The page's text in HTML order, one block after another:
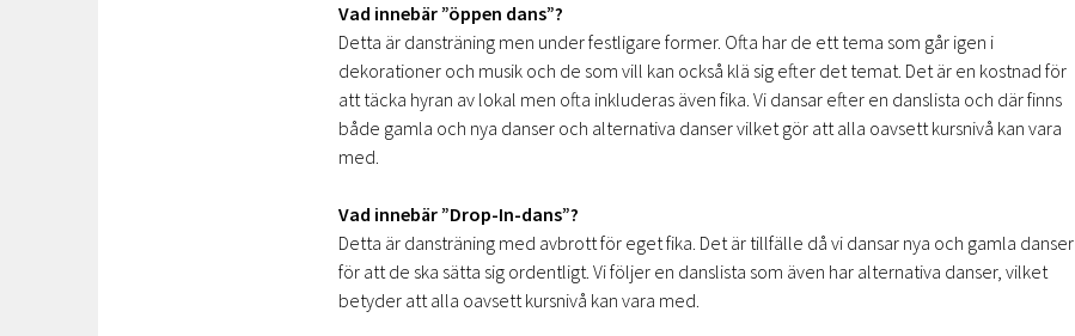
Vad innebär ”öppen dans”?
Detta är dansträning men under festligare former. Ofta har de ett tema som går igen i
dekorationer och musik och de som vill kan också klä sig efter det temat. Det är en kostnad för
att täcka hyran av lokal men ofta inkluderas även fika. Vi dansar efter en danslista och där finns
både gamla och nya danser och alternativa danser vilket gör att alla oavsett kursnivå kan vara
med.
Vad innebär ”Drop-In-dans”?
Detta är dansträning med avbrott för eget fika. Det är tillfälle då vi dansar nya och gamla danser
för att de ska sätta sig ordentligt. Vi följer en danslista som även har alternativa danser, vilket
betyder att alla oavsett kursnivå kan vara med.